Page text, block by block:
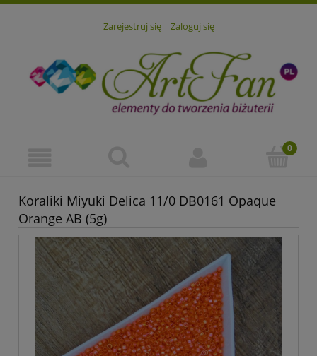
Zarejestruj się Zaloguj się
Koraliki Miyuki Delica 11/0 DB0161 Opaque
Orange AB (5g)